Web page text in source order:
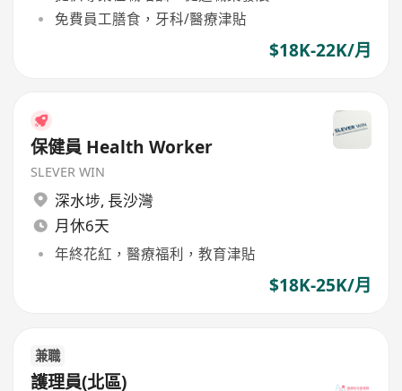
免費員工膳食，牙科/醫療津貼
$18K-22K/月
保健員 Health Worker
SLEVER WIN
深水埗, 長沙灣
月休6天
年終花紅，醫療福利，教育津貼
$18K-25K/月
兼職
護理員(北區)